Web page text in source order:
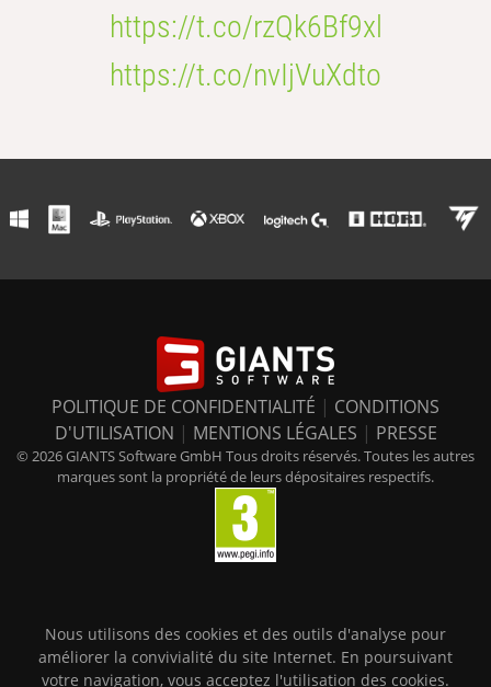
https://t.co/rzQk6Bf9xl
https://t.co/nvIjVuXdto
POLITIQUE DE CONFIDENTIALITÉ | CONDITIONS
D'UTILISATION | MENTIONS LÉGALES | PRESSE
© 2026 GIANTS Software GmbH Tous droits réservés. Toutes les autres
marques sont la propriété de leurs dépositaires respectifs.
Nous utilisons des cookies et des outils d'analyse pour
améliorer la convivialité du site Internet. En poursuivant
votre navigation, vous acceptez l'utilisation des cookies.